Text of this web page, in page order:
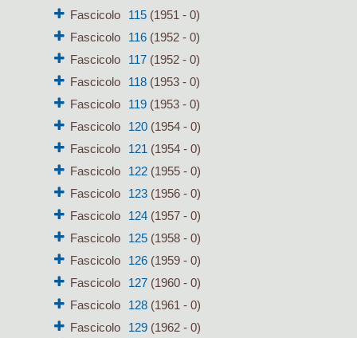
Fascicolo
115(1951 - 0)
Fascicolo
116(1952 - 0)
Fascicolo
117(1952 - 0)
Fascicolo
118(1953 - 0)
Fascicolo
119(1953 - 0)
Fascicolo
120(1954 - 0)
Fascicolo
121 (1954 - 0)
Fascicolo
122(1955 - 0)
Fascicolo
123(1956 - 0)
Fascicolo
124(1957 - 0)
Fascicolo
125(1958 - 0)
Fascicolo
126(1959 - 0)
Fascicolo
127(1960 - 0)
Fascicolo
128(1961 - 0)
Fascicolo
129(1962 - 0)